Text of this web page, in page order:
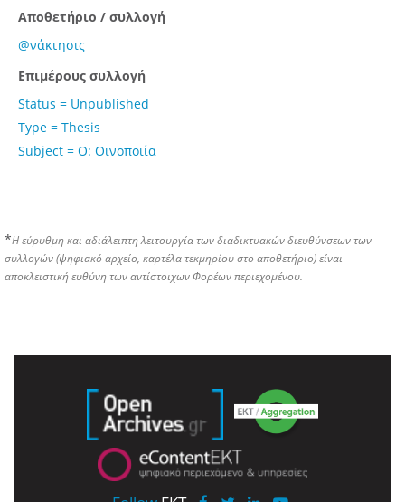
Αποθετήριο / συλλογή
@νάκτησις
Επιμέρους συλλογή
Status = Unpublished
Type = Thesis
Subject = Ο: Οινοποιία
*Η εύρυθμη και αδιάλειπτη λειτουργία των διαδικτυακών διευθύνσεων των
συλλογών (ψηφιακό αρχείο, καρτέλα τεκμηρίου στο αποθετήριο) είναι
αποκλειστική ευθύνη των αντίστοιχων Φορέων περιεχομένου.